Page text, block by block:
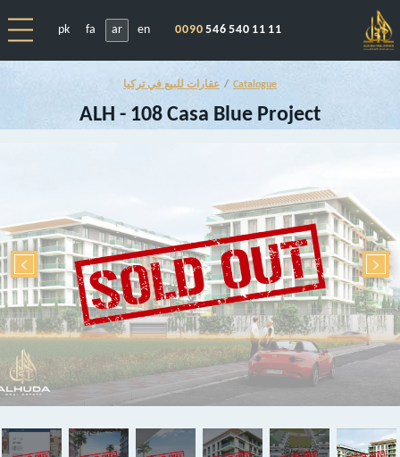
0090 546 540 11 11
en
ar
fa
pk
Catalogue عقارات للبيع في تركيا
ALH - 108 Casa Blue Project